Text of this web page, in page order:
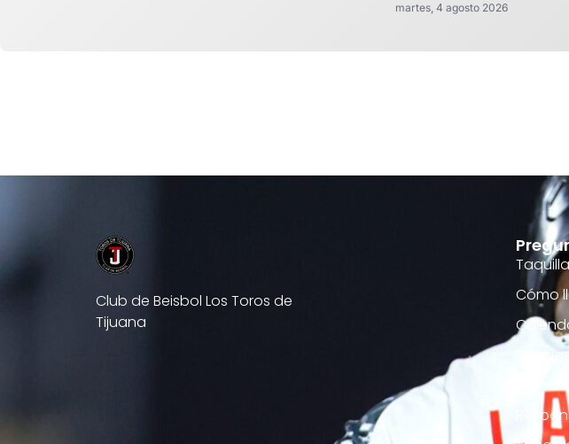
martes, 4 agosto 2026
Club de Beisbol Los Toros de
Tijuana
Taquilla
Cómo